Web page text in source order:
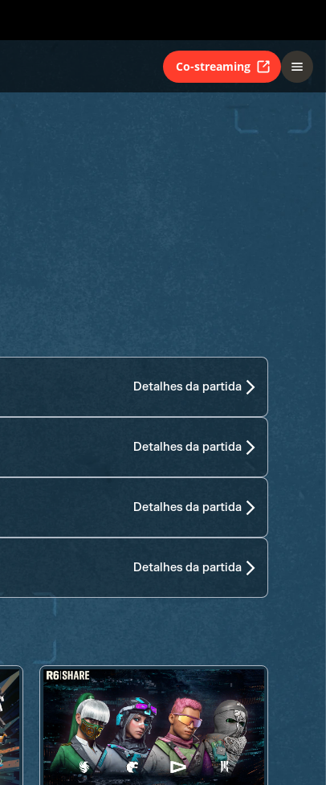
Co-streaming
Detalhes da partida
Detalhes da partida
Detalhes da partida
Detalhes da partida